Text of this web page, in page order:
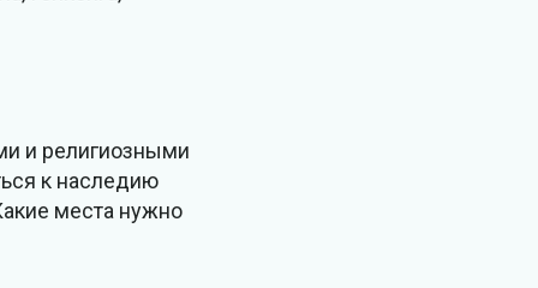
и религиозными
к наследию
места нужно